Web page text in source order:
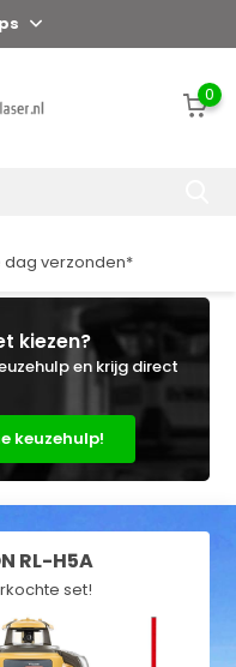
0
dag verzonden*
kiezen?
en krijg direct
keuzehulp!
RL-H5A
set!